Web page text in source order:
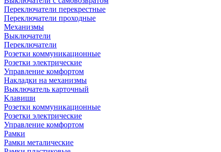
Переключатели перекрестные
Переключатели проходные
Механизмы
Выключатели
Переключатели
Розетки коммуникационные
Розетки электрические
Управление комфортом
Накладки на механизмы
Выключатель карточный
Клавиши
Розетки коммуникационные
Розетки электрические
Управление комфортом
Рамки
Рамки металические